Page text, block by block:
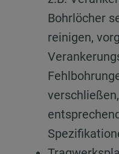
Bohrlöcher
reinigen,